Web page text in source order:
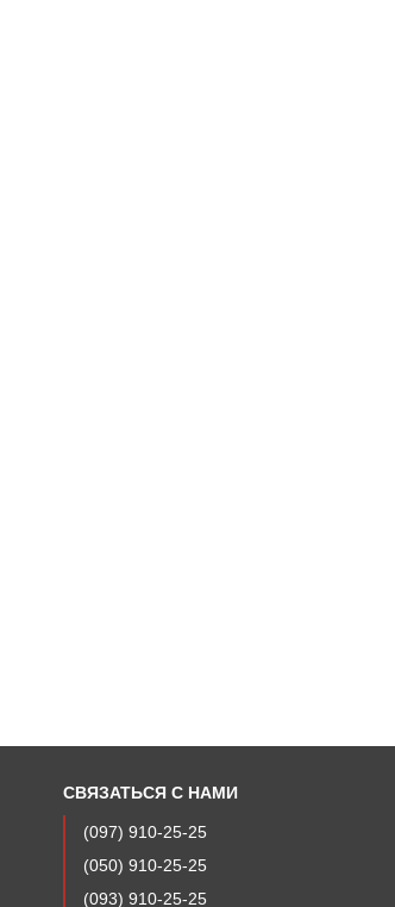
СВЯЗАТЬСЯ С НАМИ
(097) 910-25-25
(050) 910-25-25
(093) 910-25-25